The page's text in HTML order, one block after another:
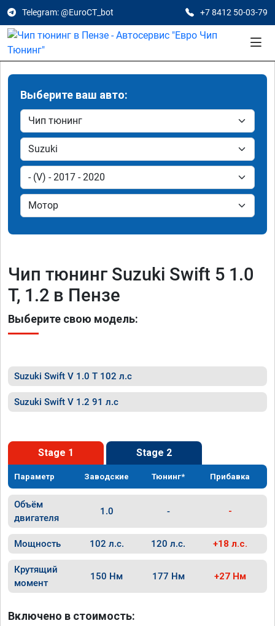
Telegram: @EuroCT_bot +7 8412 50-03-79
Выберите ваш авто:
Чип тюнинг Suzuki Swift 5 1.0
T, 1.2 в Пензе
Выберите свою модель:
Suzuki Swift V 1.0 T 102 л.с
Suzuki Swift V 1.2 91 л.с
Stage 1 Stage 2
Параметр Заводские Тюнинг* Прибавка
Объём
двигателя
1.0 - -
Мощность 102 л.с. 120 л.с. +18 л.с.
Крутящий
момент
150 Нм 177 Нм +27 Нм
Включено в стоимость: